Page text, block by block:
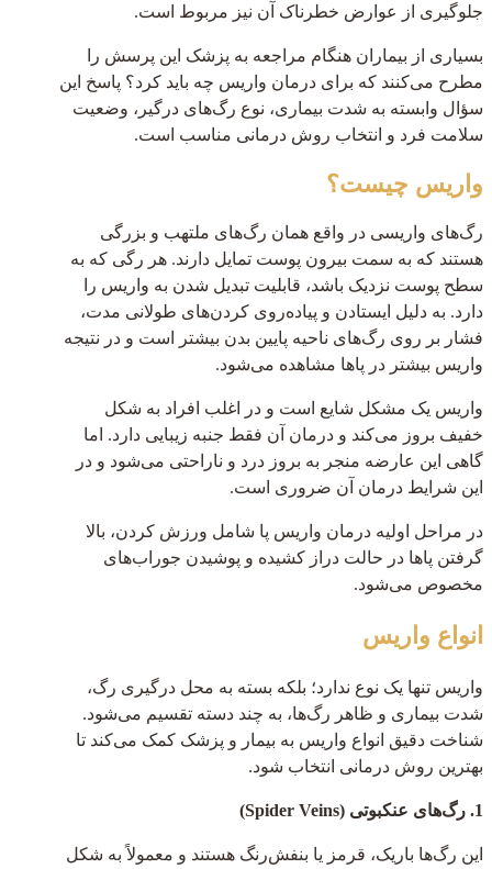
جلوگیری از عوارض خطرناک آن نیز مربوط است.
بسیاری از بیماران هنگام مراجعه به پزشک این پرسش را
مطرح می‌کنند که برای درمان واریس چه باید کرد؟ پاسخ این
سؤال وابسته به شدت بیماری، نوع رگ‌های درگیر، وضعیت
سلامت فرد و انتخاب روش درمانی مناسب است.
واریس چیست؟
رگ‌های واریسی در واقع همان رگ‌های ملتهب و بزرگی
هستند که به سمت بیرون پوست تمایل دارند. هر رگی که به
سطح پوست نزدیک باشد، قابلیت تبدیل شدن به واریس را
دارد. به دلیل ایستادن و پیاده‌روی کردن‌های طولانی مدت،
فشار بر روی رگ‌های ناحیه پایین بدن بیشتر است و در نتیجه
واریس بیشتر در پاها مشاهده می‌شود.
واریس یک مشکل شایع است و در اغلب افراد به شکل
خفیف بروز می‌کند و درمان آن فقط جنبه زیبایی دارد. اما
گاهی این عارضه منجر به بروز درد و ناراحتی می‌شود و در
این شرایط درمان آن ضروری است.
در مراحل اولیه درمان واریس پا شامل ورزش کردن، بالا
گرفتن پاها در حالت دراز کشیده و پوشیدن جوراب‌های
مخصوص می‌شود.
انواع واریس
واریس تنها یک نوع ندارد؛ بلکه بسته به محل درگیری رگ،
شدت بیماری و ظاهر رگ‌ها، به چند دسته تقسیم می‌شود.
شناخت دقیق انواع واریس به بیمار و پزشک کمک می‌کند تا
بهترین روش درمانی انتخاب شود.
1. رگ‌های عنکبوتی (Spider Veins)
این رگ‌ها باریک، قرمز یا بنفش‌رنگ هستند و معمولاً به شکل